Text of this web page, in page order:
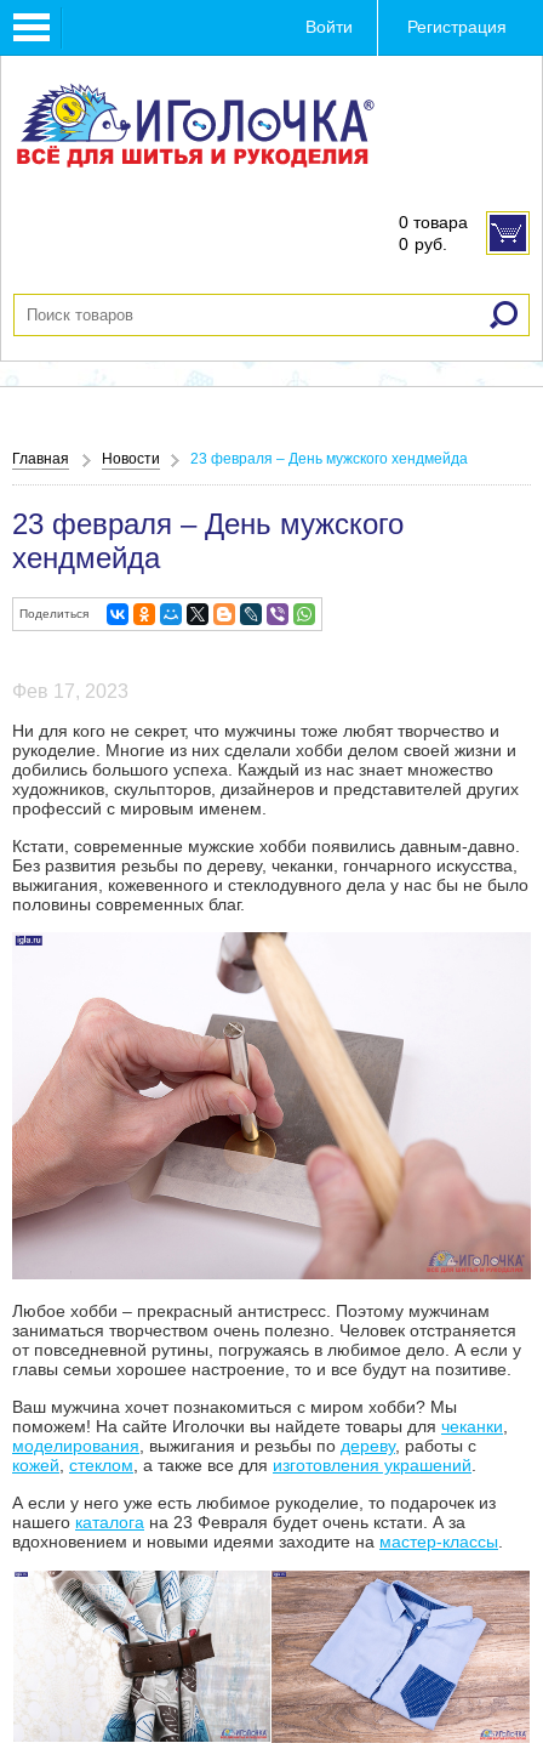
Toggle
navigation
Войти Регистрация
0 товара
0 руб.
Главная Новости 23 февраля – День мужского хендмейда
23 февраля – День мужского
хендмейда
Поделиться
Фев 17, 2023
Ни для кого не секрет, что мужчины тоже любят творчество и
рукоделие. Многие из них сделали хобби делом своей жизни и
добились большого успеха. Каждый из нас знает множество
художников, скульпторов, дизайнеров и представителей других
профессий с мировым именем.
Кстати, современные мужские хобби появились давным-давно.
Без развития резьбы по дереву, чеканки, гончарного искусства,
выжигания, кожевенного и стеклодувного дела у нас бы не было
половины современных благ.
Любое хобби – прекрасный антистресс. Поэтому мужчинам
заниматься творчеством очень полезно. Человек отстраняется
от повседневной рутины, погружаясь в любимое дело. А если у
главы семьи хорошее настроение, то и все будут на позитиве.
Ваш мужчина хочет познакомиться с миром хобби? Мы
поможем! На сайте Иголочки вы найдете товары для чеканки
моделирования , выжигания и резьбы по дереву, работы с
кожей стеклом , а также все для изготовления украшений
А если у него уже есть любимое рукоделие, то подарочек из
нашего каталога на 23 Февраля будет очень кстати. А за
вдохновением и новыми идеями заходите на мастер-классы